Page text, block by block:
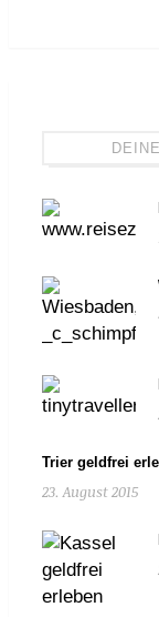
Trier geldfrei
23. August 2015